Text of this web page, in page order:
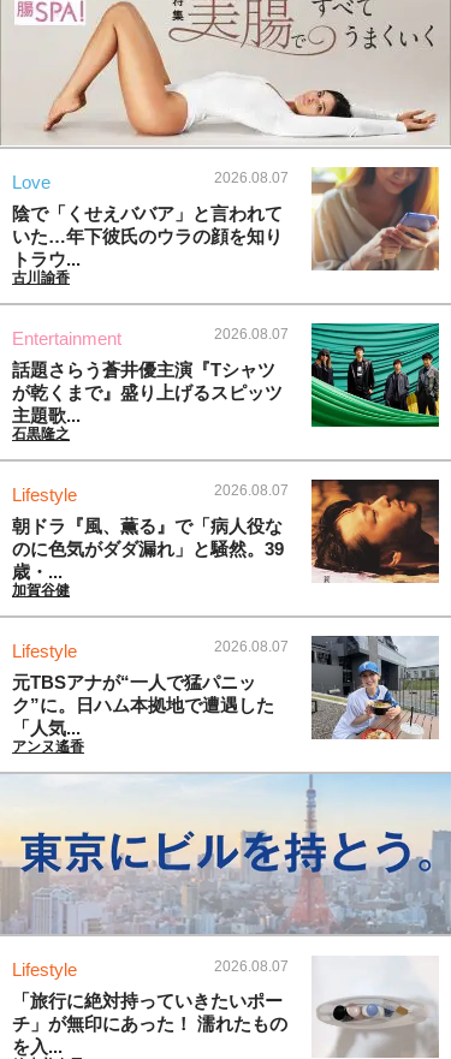
Love 2026.08.07
陰で「くせえババア」と言われて
いた…年下彼氏のウラの顔を知り
トラウ...
古川諭香
Entertainment 2026.08.07
話題さらう蒼井優主演『Tシャツ
が乾くまで』盛り上げるスピッツ
主題歌...
石黒隆之
Lifestyle 2026.08.07
朝ドラ『風、薫る』で「病人役な
のに色気がダダ漏れ」と騒然。39
歳・...
加賀谷健
Lifestyle 2026.08.07
元TBSアナが“一人で猛パニッ
ク”に。日ハム本拠地で遭遇した
「人気...
アンヌ遙香
Lifestyle 2026.08.07
「旅行に絶対持っていきたいポー
チ」が無印にあった！ 濡れたもの
を入...